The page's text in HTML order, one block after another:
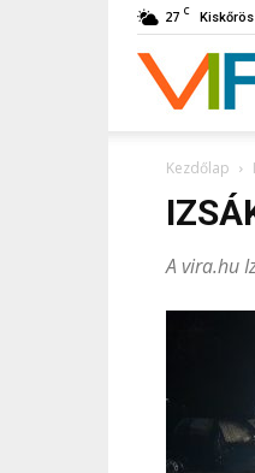
27 C Kiskőrös
VIRA
Kezdőlap
A vira.hu